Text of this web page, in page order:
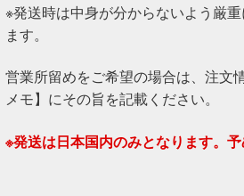
※発送時は中身が分からないよう厳
ます。
営業所留めをご希望の場合は、注文
メモ】にその旨を記載ください。
※発送は日本国内のみとなります。予